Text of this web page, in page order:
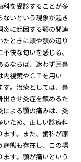
を受診することが多
いという現象が起き
炎に起因する顎の関連
ときに頬や顎の辺り
快な匂いを感じる、
るならば、迷わず耳鼻
視鏡やＣＴを用い
す。治療としては、鼻
させ炎症を鎮めるた
よる顎の痛みは、炎
いため、正しい診療科
ます。また、歯科が原
病態も存在し、この場
す。顎が痛いという